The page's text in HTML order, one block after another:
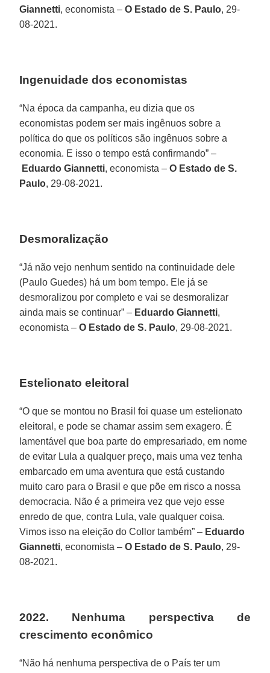
Giannetti, economista –O Estado de S. Paulo, 29-
08-2021.
Ingenuidade dos economistas
“Na época da campanha, eu dizia que os
economistas podem ser mais ingênuos sobre a
política do que os políticos são ingênuos sobre a
economia. E isso o tempo está confirmando” –
Eduardo Giannetti, economista –O Estado de S.
Paulo, 29-08-2021.
Desmoralização
“Já não vejo nenhum sentido na continuidade dele
(Paulo Guedes) há um bom tempo. Ele já se
desmoralizou por completo e vai se desmoralizar
ainda mais se continuar” – Eduardo Giannetti,
economista –O Estado de S. Paulo, 29-08-2021.
Estelionato eleitoral
“O que se montou no Brasil foi quase um estelionato
eleitoral, e pode se chamar assim sem exagero. É
lamentável que boa parte do empresariado, em nome
de evitar Lula a qualquer preço, mais uma vez tenha
embarcado em uma aventura que está custando
muito caro para o Brasil e que põe em risco a nossa
democracia. Não é a primeira vez que vejo esse
enredo de que, contra Lula, vale qualquer coisa.
Vimos isso na eleição do Collor também” – Eduardo
Giannetti, economista –O Estado de S. Paulo, 29-
08-2021.
2022. Nenhuma perspectiva de
crescimento econômico
“Não há nenhuma perspectiva de o País ter um